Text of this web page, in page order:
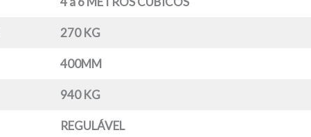
270 KG
400MM
940 KG
REGULÁVEL